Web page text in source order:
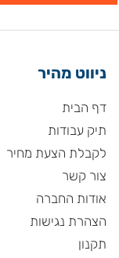
ניווט מהיר
דף הבית
תיק עבודות
לקבלת הצעת מחיר
צור קשר
אודות החברה
הצהרת נגישות
תקנון